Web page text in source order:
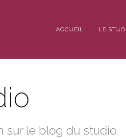
ACCUEIL LE
sur le blog du studio.